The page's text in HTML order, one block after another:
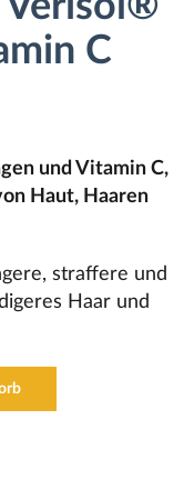
C
und Vitamin C,
Haut, Haaren
straffere und
Haar und